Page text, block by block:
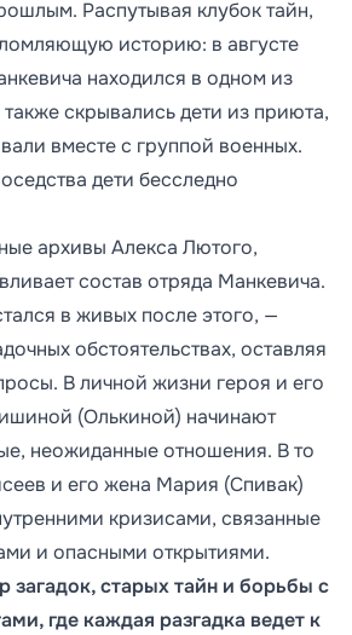
Распутывая клубок тайн,
историю: в августе
находился в одном из
скрывались дети из приюта,
вместе с группой военных.
дети бесследно
архивы Алекса Лютого,
состав отряда Манкевича.
в живых после этого, —
обстоятельствах, оставляя
В личной жизни героя и его
(Олькиной) начинают
неожиданные отношения. В то
и его жена Мария (Спивак)
кризисами, связанные
и опасными открытиями.
загадок, старых тайн и борьбы с
где каждая разгадка ведет к